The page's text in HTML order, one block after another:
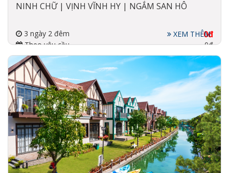
NINH CHỮ | VỊNH VĨNH HY | NGẮM SAN HÔ
3 ngày 2 đêm
Theo yêu cầu
Đi về bằng xe
3-5 sao
0đ
0đ
XEM THÊM